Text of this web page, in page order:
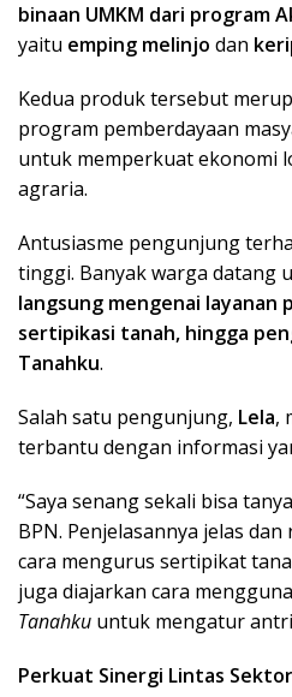
binaan UMKM dari program
yaitu emping melinjo dan
Kedua produk tersebut
program pemberdayaan
untuk memperkuat ekonomi
agraria.
Antusiasme pengunjung
tinggi. Banyak warga datang
langsung mengenai layanan
sertipikasi tanah, hingga
Tanahku.
Salah satu pengunjung, Lela,
terbantu dengan informasi
“Saya senang sekali bisa
BPN. Penjelasannya jelas
cara mengurus sertipikat
juga diajarkan cara
Tanahku untuk mengatur
Perkuat Sinergi Lintas Sektor